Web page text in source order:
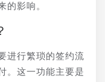
的影响。
进行繁琐的签约流
。这一功能主要是